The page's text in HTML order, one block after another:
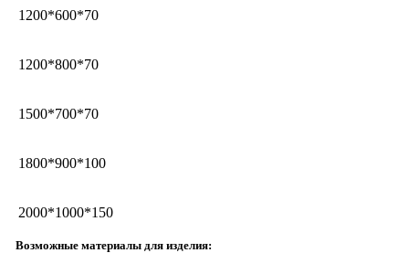
1200*600*70
1200*800*70
1500*700*70
1800*900*100
2000*1000*150
Возможные материалы для изделия: